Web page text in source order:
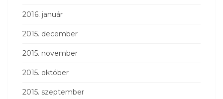
2016. január
2015. december
2015. november
2015. október
2015. szeptember